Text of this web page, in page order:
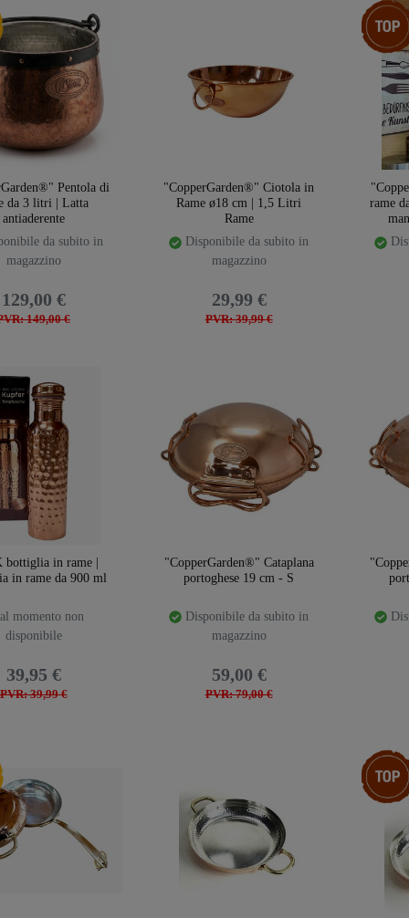
Pentola di
da 3 litri | Latta
antiaderente
da subito in
magazzino
149,00 €
129,00 €
"CopperGarden®" Ciotola in
Rame ø18 cm | 1,5 Litri
Rame
Disponibile da subito in
magazzino
PVR: 39,99 €
29,99 €
rame
bottiglia in rame |
in rame da 900 ml
momento non
disponibile
PVR: 39,99 €
39,95 €
"CopperGarden®" Cataplana
portoghese 19 cm - S
Disponibile da subito in
magazzino
PVR: 79,00 €
59,00 €